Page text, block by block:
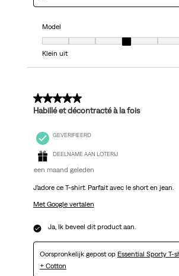
Model
Model, 4 van 7, waarbij 1 gelijk is aan Klein
Klein uit
5 van 5 sterren.
Habillé et décontracté à la fois
GEVERIFIEERD
DEELNAME AAN LOTERIJ
een maand geleden
J’adore ce T-shirt. Parfait avec le short en jean.
Met Google vertalen
Ja, Ik beveel dit product aan.
Oorspronkelijk gepost op Essential Sporty T-
+ Cotton